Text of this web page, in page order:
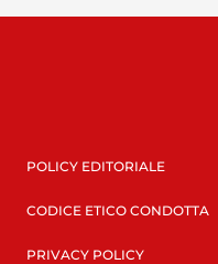
POLICY EDITORIALE
CODICE ETICO CONDOTTA
PRIVACY POLICY